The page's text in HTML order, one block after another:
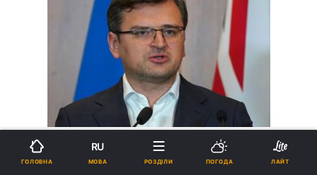
21:39
У соціальних мережах розмістили фейк
про перебування у Болградскій громаді
ГОЛОВНА
RU
МОВА РОЗДІЛИ ПОГОДА ЛАЙТ